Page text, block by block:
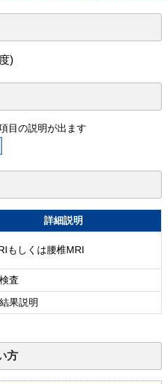
)
目の説明が出ます
詳細説明
もしくは腰椎MRI
査
果説明
方